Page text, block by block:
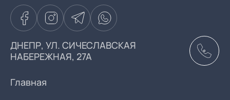
ДНЕПР, УЛ. СИЧЕСЛАВСКАЯ
НАБЕРЕЖНАЯ, 27А
Главная